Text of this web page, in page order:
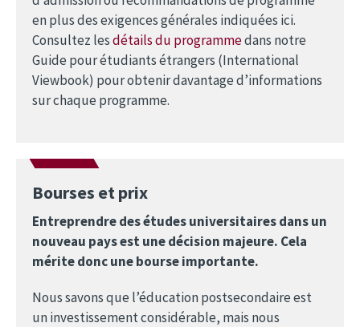
en plus des exigences générales indiquées ici.
Consultez lesdétails du programmedans notre
Guide pour étudiants étrangers (International
Viewbook) pour obtenir davantage d’informations
sur chaque programme.
Bourses et prix
Entreprendre des études universitaires dans un
nouveau pays est une décision majeure. Cela
mérite donc une bourse importante.
Nous savons que l’éducation postsecondaire est
un investissement considérable, mais nous